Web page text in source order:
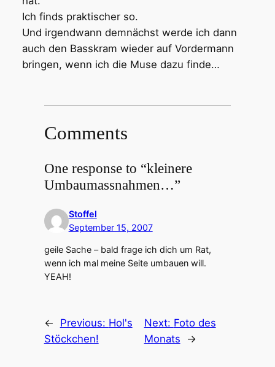
Ich finds praktischer so.
Und irgendwann demnächst werde ich dann
auch den Basskram wieder auf Vordermann
bringen, wenn ich die Muse dazu finde…
Comments
One response to “kleinere
Umbaumassnahmen…”
Stoffel
September 15, 2007
geile Sache – bald frage ich dich um Rat,
wenn ich mal meine Seite umbauen will.
YEAH!
← Previous: Hol's
Stöckchen!
Next: Foto des
Monats
→